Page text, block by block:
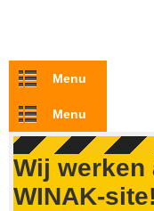
Overslaan en naar de
Menu
Menu
Wij werken
WINAK-site!